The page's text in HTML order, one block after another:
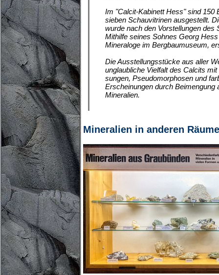
Im "Calcit-Kabinett Hess" sind 150
sieben Schauvitrinen ausgestellt.
wurde nach den Vorstellungen des
Mithilfe seines Sohnes Georg
Mineraloge im Bergbaumuseum,
Die Ausstellungsstücke aus aller
unglaubliche Vielfalt des Calcits
sungen, Pseudomorphosen und
Erscheinungen durch Beimengung
Mineralien.
Mineralien in anderen